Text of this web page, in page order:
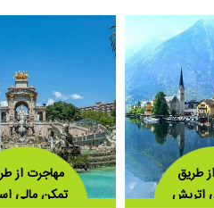
طریق
اتریش
مهاجرت از
تمکن مالی